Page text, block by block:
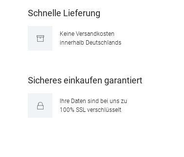
Schnelle Lieferung
Keine Versandkosten
innerhalb Deutschlands
Sicheres einkaufen garantiert
Ihre Daten sind bei uns zu
100% SSL verschlüsselt